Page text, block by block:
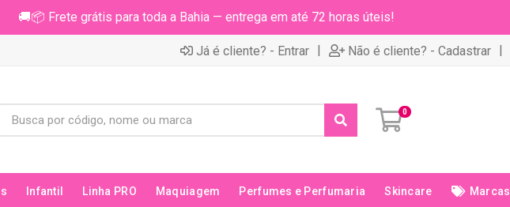
🚚📦 Frete grátis para toda a Bahia — entrega em até 72 horas úteis!
Já é cliente? - Entrar | Não é cliente? - Cadastrar |
0
Infantil Linha PRO Maquiagem Perfumes e Perfumaria Skincare Marcas